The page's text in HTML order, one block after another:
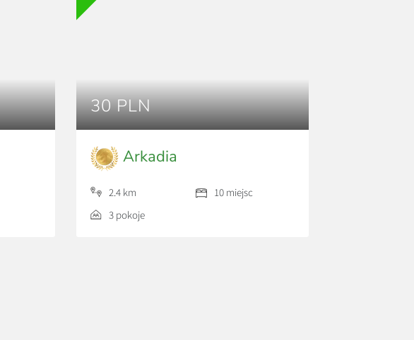
30 PLN
Arkadia
2.4 km
10 miejsc
3 pokoje